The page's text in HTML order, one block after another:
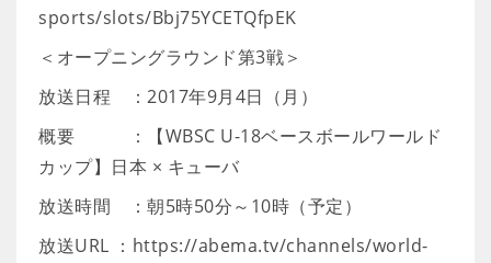
sports/slots/Bbj75YCETQfpEK
＜オープニングラウンド第3戦＞
放送日程 ：2017年9月4日（月）
概要 ：【WBSC U-18ベースボールワールド
カップ】日本 × キューバ
放送時間 ：朝5時50分～10時（予定）
放送URL ：https://abema.tv/channels/world-